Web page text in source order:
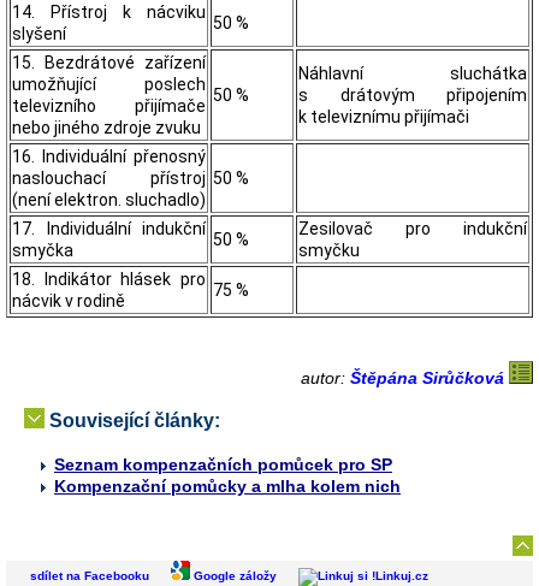
14. Přístroj k nácviku
slyšení
50 %
15. Bezdrátové zařízení
umožňující poslech
televizního přijímače
nebo jiného zdroje zvuku
50 %
Náhlavní sluchátka
s drátovým připojením
k televiznímu přijímači
16. Individuální přenosný
naslouchací přístroj
(není elektron. sluchadlo)
50 %
17. Individuální indukční
smyčka
50 %
Zesilovač pro indukční
smyčku
18. Indikátor hlásek pro
nácvik v rodině
75 %
autor: Štěpána Sirůčková
Související články:
Seznam kompenzačních pomůcek pro SP
Kompenzační pomůcky a mlha kolem nich
sdílet na Facebooku Google záložy
Linkuj.cz